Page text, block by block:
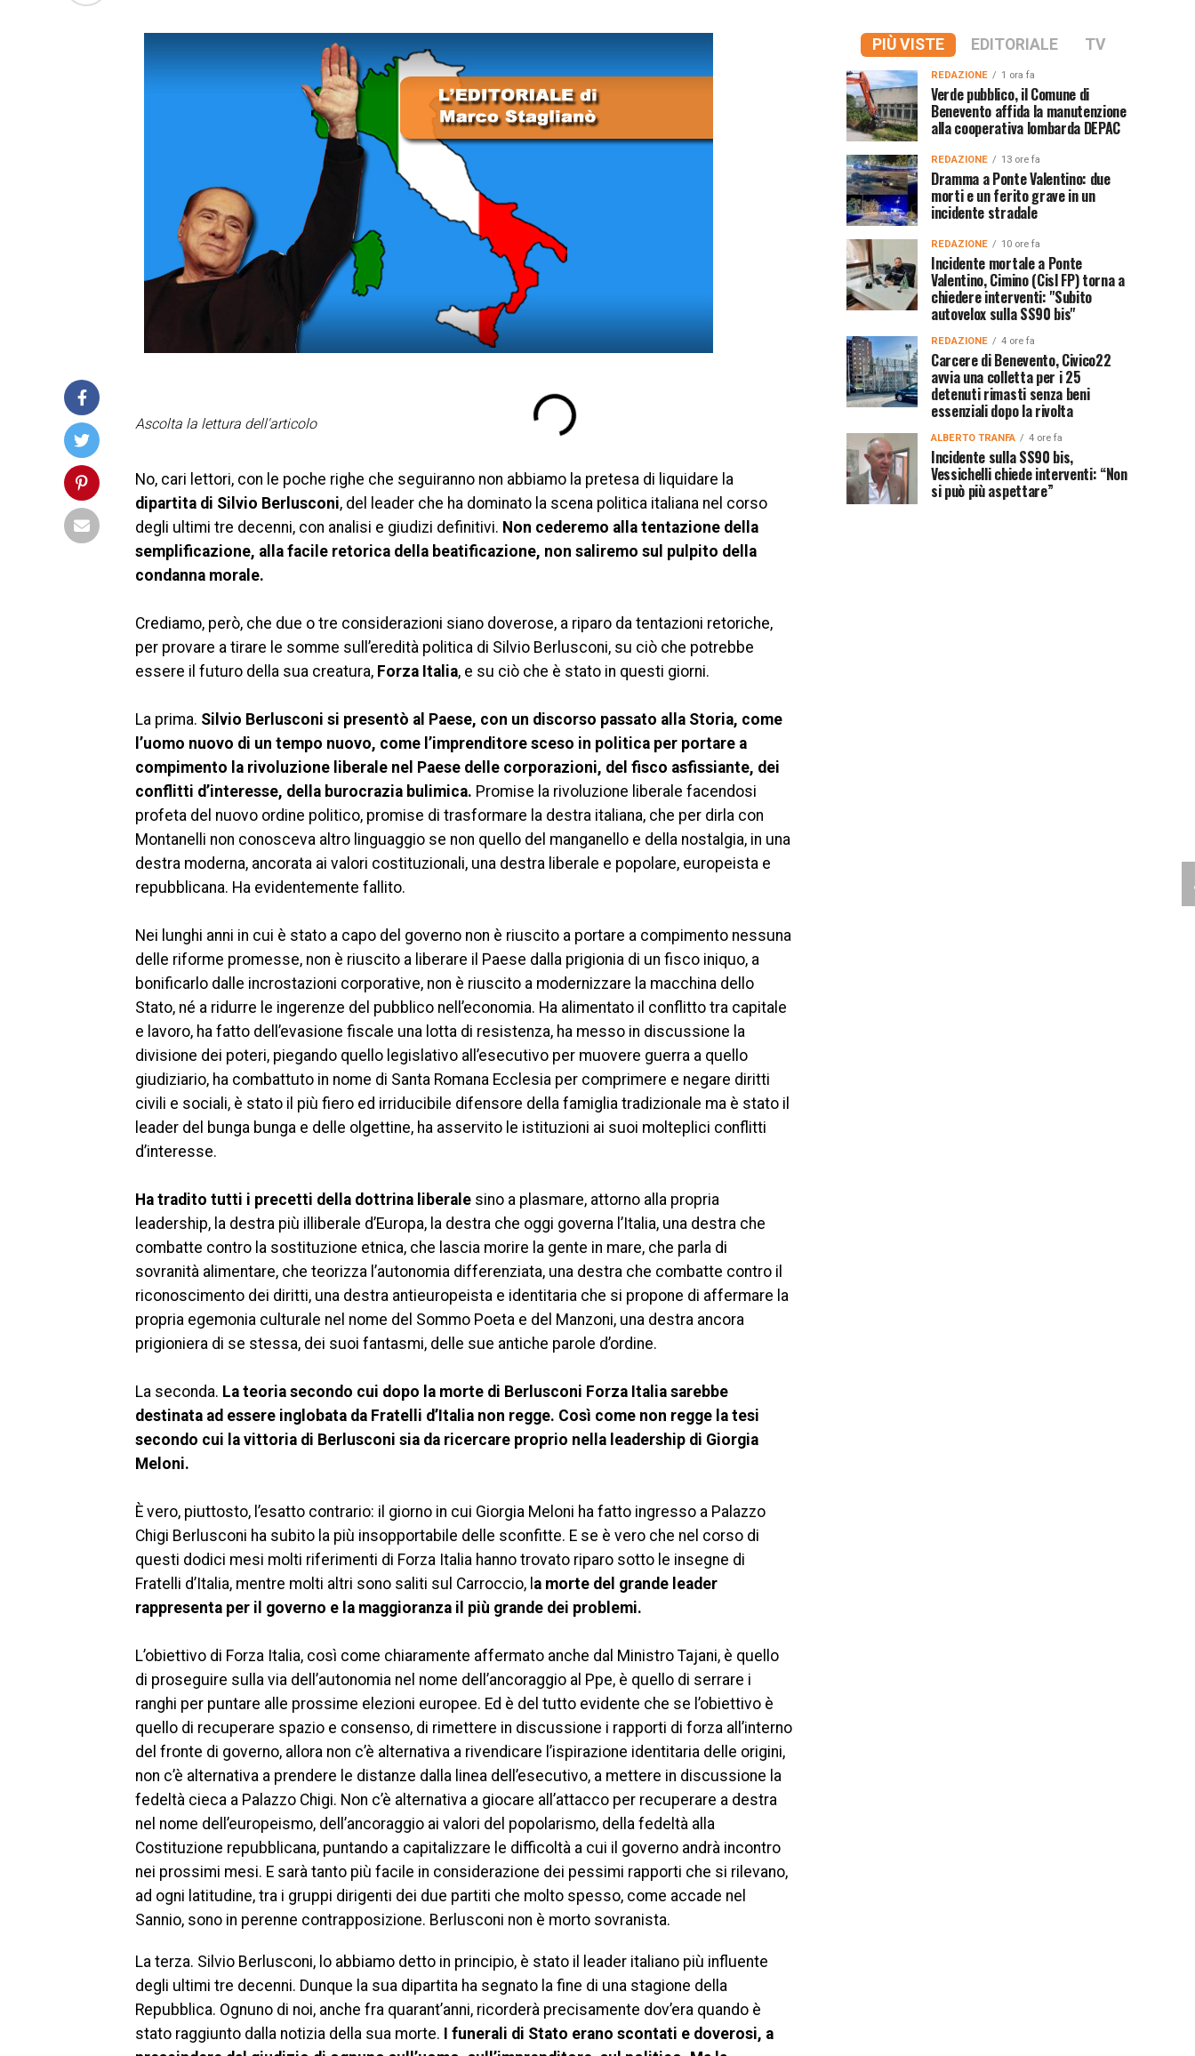
Ascolta la lettura dell'articolo
No, cari lettori, con le poche righe che seguiranno non abbiamo la pretesa di liquidare la
dipartita di Silvio Berlusconi, del leader che ha dominato la scena politica italiana nel corso
degli ultimi tre decenni, con analisi e giudizi definitivi. Non cederemo alla tentazione della
semplificazione, alla facile retorica della beatificazione, non saliremo sul pulpito della
condanna morale.
Crediamo, però, che due o tre considerazioni siano doverose, a riparo da tentazioni retoriche,
per provare a tirare le somme sull’eredità politica di Silvio Berlusconi, su ciò che potrebbe
essere il futuro della sua creatura, Forza Italia, e su ciò che è stato in questi giorni.
La prima. Silvio Berlusconi si presentò al Paese, con un discorso passato alla Storia, come
l’uomo nuovo di un tempo nuovo, come l’imprenditore sceso in politica per portare a
compimento la rivoluzione liberale nel Paese delle corporazioni, del fisco asfissiante, dei
conflitti d’interesse, della burocrazia bulimica. Promise la rivoluzione liberale facendosi
profeta del nuovo ordine politico, promise di trasformare la destra italiana, che per dirla con
Montanelli non conosceva altro linguaggio se non quello del manganello e della nostalgia, in una
destra moderna, ancorata ai valori costituzionali, una destra liberale e popolare, europeista e
repubblicana. Ha evidentemente fallito.
Nei lunghi anni in cui è stato a capo del governo non è riuscito a portare a compimento nessuna
delle riforme promesse, non è riuscito a liberare il Paese dalla prigionia di un fisco iniquo, a
bonificarlo dalle incrostazioni corporative, non è riuscito a modernizzare la macchina dello
Stato, né a ridurre le ingerenze del pubblico nell’economia. Ha alimentato il conflitto tra capitale
e lavoro, ha fatto dell’evasione fiscale una lotta di resistenza, ha messo in discussione la
divisione dei poteri, piegando quello legislativo all’esecutivo per muovere guerra a quello
giudiziario, ha combattuto in nome di Santa Romana Ecclesia per comprimere e negare diritti
civili e sociali, è stato il più fiero ed irriducibile difensore della famiglia tradizionale ma è stato il
leader del bunga bunga e delle olgettine, ha asservito le istituzioni ai suoi molteplici conflitti
d’interesse.
Ha tradito tutti i precetti della dottrina liberale sino a plasmare, attorno alla propria
leadership, la destra più illiberale d’Europa, la destra che oggi governa l’Italia, una destra che
combatte contro la sostituzione etnica, che lascia morire la gente in mare, che parla di
sovranità alimentare, che teorizza l’autonomia differenziata, una destra che combatte contro il
riconoscimento dei diritti, una destra antieuropeista e identitaria che si propone di affermare la
propria egemonia culturale nel nome del Sommo Poeta e del Manzoni, una destra ancora
prigioniera di se stessa, dei suoi fantasmi, delle sue antiche parole d’ordine.
La seconda. La teoria secondo cui dopo la morte di Berlusconi Forza Italia sarebbe
destinata ad essere inglobata da Fratelli d’Italia non regge. Così come non regge la tesi
secondo cui la vittoria di Berlusconi sia da ricercare proprio nella leadership di Giorgia
Meloni.
È vero, piuttosto, l’esatto contrario: il giorno in cui Giorgia Meloni ha fatto ingresso a Palazzo
Chigi Berlusconi ha subito la più insopportabile delle sconfitte. E se è vero che nel corso di
questi dodici mesi molti riferimenti di Forza Italia hanno trovato riparo sotto le insegne di
Fratelli d’Italia, mentre molti altri sono saliti sul Carroccio, l a morte del grande leader
rappresenta per il governo e la maggioranza il più grande dei problemi.
L’obiettivo di Forza Italia, così come chiaramente affermato anche dal Ministro Tajani, è quello
di proseguire sulla via dell’autonomia nel nome dell’ancoraggio al Ppe, è quello di serrare i
ranghi per puntare alle prossime elezioni europee. Ed è del tutto evidente che se l’obiettivo è
quello di recuperare spazio e consenso, di rimettere in discussione i rapporti di forza all’interno
del fronte di governo, allora non c’è alternativa a rivendicare l’ispirazione identitaria delle origini,
non c’è alternativa a prendere le distanze dalla linea dell’esecutivo, a mettere in discussione la
fedeltà cieca a Palazzo Chigi. Non c’è alternativa a giocare all’attacco per recuperare a destra
nel nome dell’europeismo, dell’ancoraggio ai valori del popolarismo, della fedeltà alla
Costituzione repubblicana, puntando a capitalizzare le difficoltà a cui il governo andrà incontro
nei prossimi mesi. E sarà tanto più facile in considerazione dei pessimi rapporti che si rilevano,
ad ogni latitudine, tra i gruppi dirigenti dei due partiti che molto spesso, come accade nel
Sannio, sono in perenne contrapposizione. Berlusconi non è morto sovranista.
La terza. Silvio Berlusconi, lo abbiamo detto in principio, è stato il leader italiano più influente
degli ultimi tre decenni. Dunque la sua dipartita ha segnato la fine di una stagione della
Repubblica. Ognuno di noi, anche fra quarant’anni, ricorderà precisamente dov’era quando è
stato raggiunto dalla notizia della sua morte.
I funerali di Stato erano scontati e doverosi, a
PIÙ VISTE EDITORIALE TV
REDAZIONE 1 ora fa
Verde pubblico, il Comune di
Benevento affida la manutenzione
alla cooperativa lombarda DEPAC
REDAZIONE 13 ore fa
Dramma a Ponte Valentino: due
morti e un ferito grave in un
incidente stradale
REDAZIONE 10 ore fa
Incidente mortale a Ponte
Valentino, Cimino (Cisl FP) torna a
chiedere interventi: "Subito
autovelox sulla SS90 bis"
REDAZIONE 4 ore fa
Carcere di Benevento, Civico22
avvia una colletta per i 25
detenuti rimasti senza beni
essenziali dopo la rivolta
ALBERTO TRANFA 4 ore fa
Incidente sulla SS90 bis,
Vessichelli chiede interventi: “Non
si può più aspettare”